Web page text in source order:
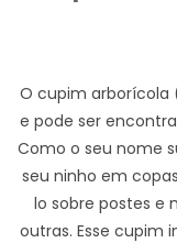
O cupim arborícola
e pode ser
Como o seu nome
seu ninho em
lo sobre postes e
outras. Esse cupim